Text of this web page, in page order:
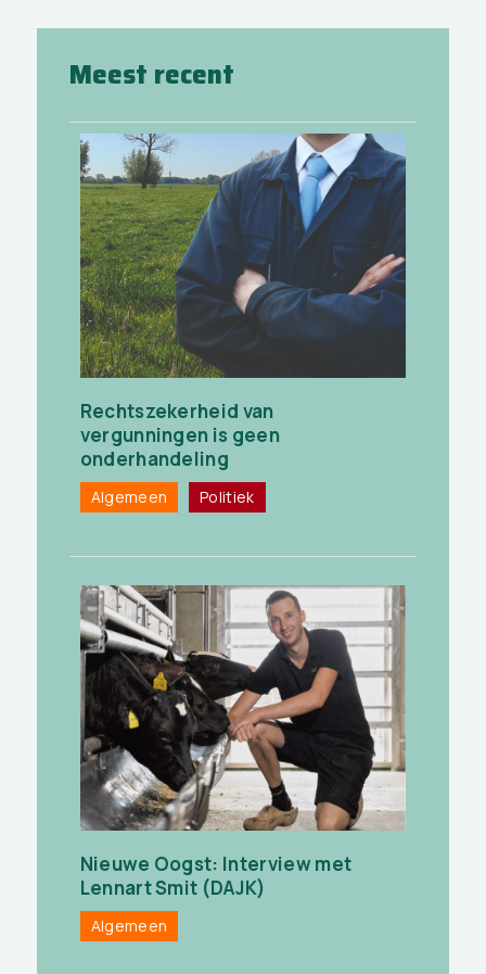
Meest recent
Rechtszekerheid van
vergunningen is geen
onderhandeling
Algemeen Politiek
Nieuwe Oogst: Interview met
Lennart Smit (DAJK)
Algemeen